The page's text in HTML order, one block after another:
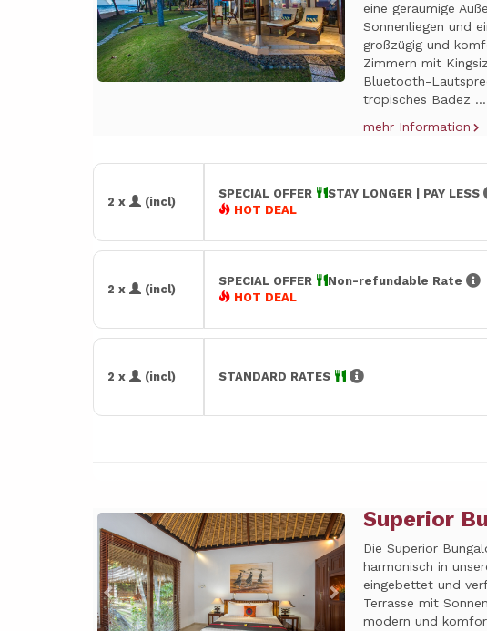
eine geräumige
Sonnenliegen und
großzügig und
Zimmern mit
Bluetooth-
tropisches Badez ...
mehr Information
2 x (incl)
SPECIAL OFFER
STAY LONGER | PAY LESS
HOT DEAL
2 x (incl)
SPECIAL OFFER
Non-refundable Rate
HOT DEAL
2 x (incl) STANDARD RATES
Previous NextSuperior
Die Superior
harmonisch in
eingebettet und
Terrasse mit
modern und